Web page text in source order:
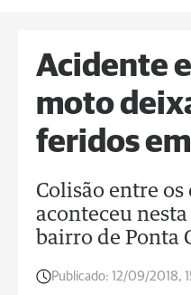
Acidente
moto
feridos em
Colisão entre
aconteceu
bairro de Ponta
Publicado: 12/09/2018,